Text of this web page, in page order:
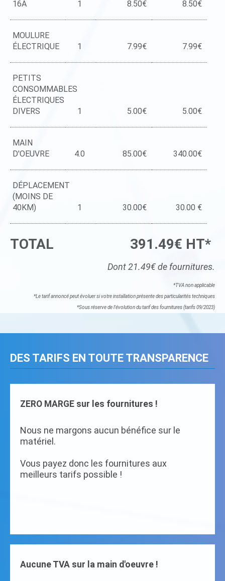
16A 1 8.50€ 8.50€
MOULURE
ÉLECTRIQUE
1 7.99€ 7.99€
PETITS
CONSOMMABLES
ÉLECTRIQUES
DIVERS
1 5.00€ 5.00€
MAIN
D'OEUVRE
4.0 85.00€ 340.00€
DÉPLACEMENT
(MOINS DE
40KM)
1 30.00€ 30.00 €
TOTAL 391.49€ HT*
Dont 21.49€ de fournitures.
*TVA non applicable
*Le tarif annoncé peut évoluer si votre installation présente des particularités techniques
*Sous réserve de l'évolution du tarif des fournitures (tarifs 09/2023)
DES TARIFS EN TOUTE TRANSPARENCE
ZERO MARGE sur les fournitures !
Nous ne margons aucun bénéfice sur le
matériel.
Vous payez donc les fournitures aux
meilleurs tarifs possible !
Aucune TVA sur la main d'oeuvre !